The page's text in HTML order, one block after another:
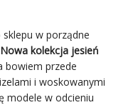
sklepu w porządne
Nowa kolekcja jesień
bowiem przede
i woskowanymi
modele w odcieniu